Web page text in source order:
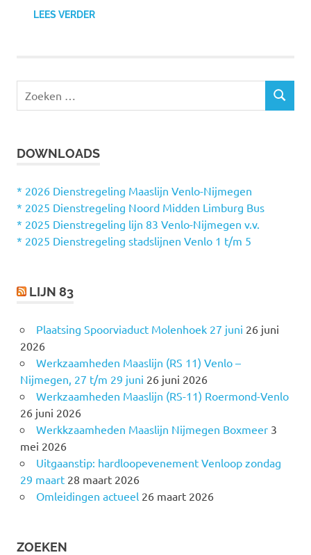
LEES VERDER
e
n
a
a
r
Z
DOWNLOADS
* 2026 Dienstregeling Maaslijn Venlo-Nijmegen
* 2025 Dienstregeling Noord Midden Limburg Bus
* 2025 Dienstregeling lijn 83 Venlo-Nijmegen v.v.
* 2025 Dienstregeling stadslijnen Venlo 1 t/m 5
LIJN 83
Plaatsing Spoorviaduct Molenhoek 27 juni 26 juni
2026
Werkzaamheden Maaslijn (RS 11) Venlo –
Nijmegen, 27 t/m 29 juni 26 juni 2026
Werkzaamheden Maaslijn (RS-11) Roermond-Venlo
26 juni 2026
Werkkzaamheden Maaslijn Nijmegen Boxmeer 3
mei 2026
Uitgaanstip: hardloopevenement Venloop zondag
29 maart 28 maart 2026
Omleidingen actueel 26 maart 2026
ZOEKEN